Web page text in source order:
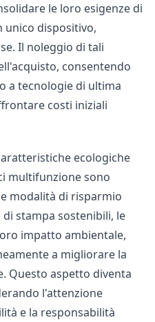
le loro esigenze di
unico dispositivo,
Il noleggio di tali
consentendo
a tecnologie di ultima
costi iniziali
ecologiche
multifunzione sono
modalità di risparmio
stampa sostenibili, le
impatto ambientale,
a migliorare la
Questo aspetto diventa
l'attenzione
e la responsabilità